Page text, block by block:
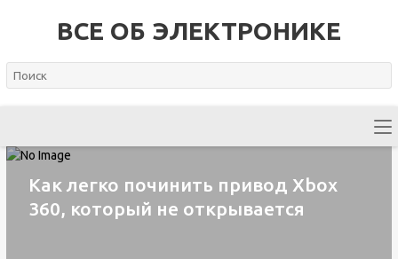
ВСЕ ОБ ЭЛЕКТРОНИКЕ
Как легко починить привод Xbox
360, который не открывается